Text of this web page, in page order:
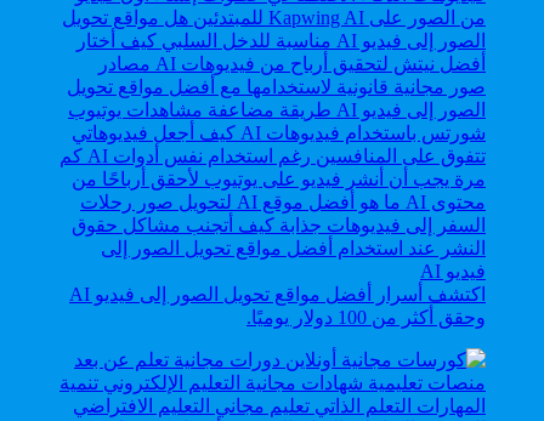
اكتشف أسرار أفضل مواقع تحويل الصور إلى فيديو AI
وحقق أكثر من 100 دولار يوميًا.